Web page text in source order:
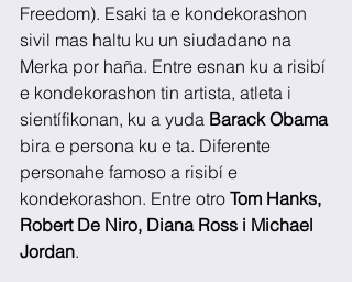
Freedom). Esaki ta e kondekorashon
sivil mas haltu ku un siudadano na
Merka por haña. Entre esnan ku a risibí
e kondekorashon tin artista, atleta i
sientífikonan, ku a yuda Barack Obama
bira e persona ku e ta. Diferente
personahe famoso a risibí e
kondekorashon. Entre otro Tom Hanks,
Robert De Niro, Diana Ross i Michael
Jordan.